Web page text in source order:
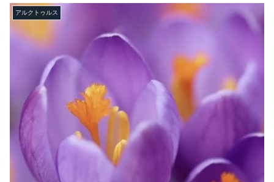
アルクトゥルス